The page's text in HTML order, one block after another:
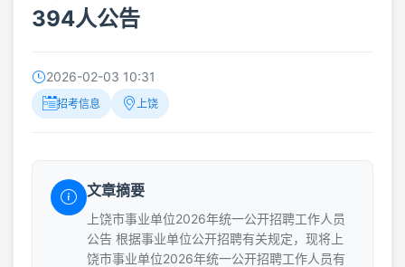
394人公告
2026-02-03 10:31
招考信息 上饶
文章摘要
上饶市事业单位2026年统一公开招聘工作人员
公告 根据事业单位公开招聘有关规定，现将上
饶市事业单位2026年统一公开招聘工作人员有